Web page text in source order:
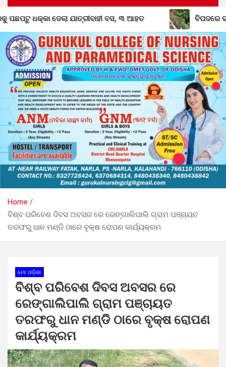
୩ ଆହତ ବିପଦରେ ବନ୍ଧପାରି-ଲାଞ୍ଜିଗଡ଼ ରାସ୍ତା: ବର୍ଷାରେ
Home
ବିଶ୍ବ ପରିବେଶ ଦିବସ ଅବସର ରେ ରେଙ୍ଗାଲିପାଲି ଗ୍ରାମ ପଞ୍ଚାୟତ
ତରଫରୁ ଧାନ ମଣ୍ଡି ଠାରେ ବୃକ୍ଷ ରୋପଣ କାର୍ଯ୍ୟକ୍ରମ
ମୋ ଓଡ଼ିଶା
ବିଶ୍ବ ପରିବେଶ ଦିବସ ଅବସର ରେ
ରେଙ୍ଗାଲିପାଲି ଗ୍ରାମ ପଞ୍ଚାୟତ
ତରଫରୁ ଧାନ ମଣ୍ଡି ଠାରେ ବୃକ୍ଷ ରୋପଣ
କାର୍ଯ୍ୟକ୍ରମ